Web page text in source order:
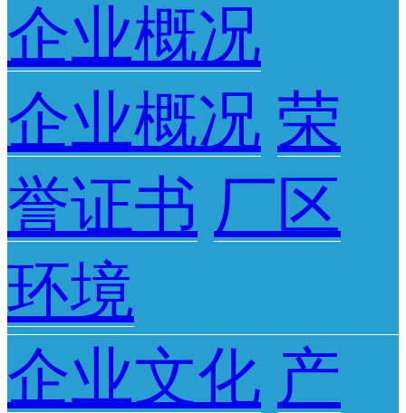
企业概况
企业概况 荣
誉证书 厂区
环境
企业文化 产